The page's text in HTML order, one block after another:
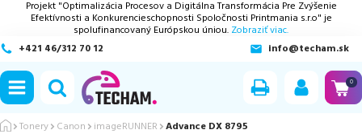
Projekt "Optimalizácia Procesov a Digitálna Transformácia Pre Zvýšenie
Efektívnosti a Konkurencieschopnosti Spoločnosti Printmania s.r.o" je
spolufinancovaný Európskou úniou. Zobraziť viac.
+421 46/312 70 12
info@techam.sk
0
Tonery Canon imageRUNNER Advance DX 8795